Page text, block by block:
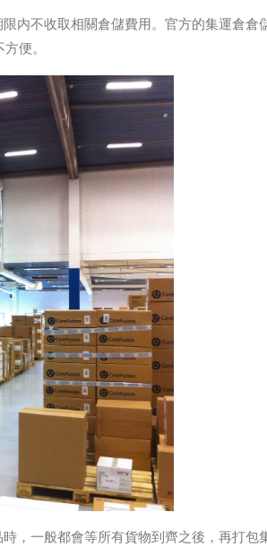
内不收取相關倉儲費用。官方的集運倉倉
便。
，一般都會等所有貨物到齊之後，再打包